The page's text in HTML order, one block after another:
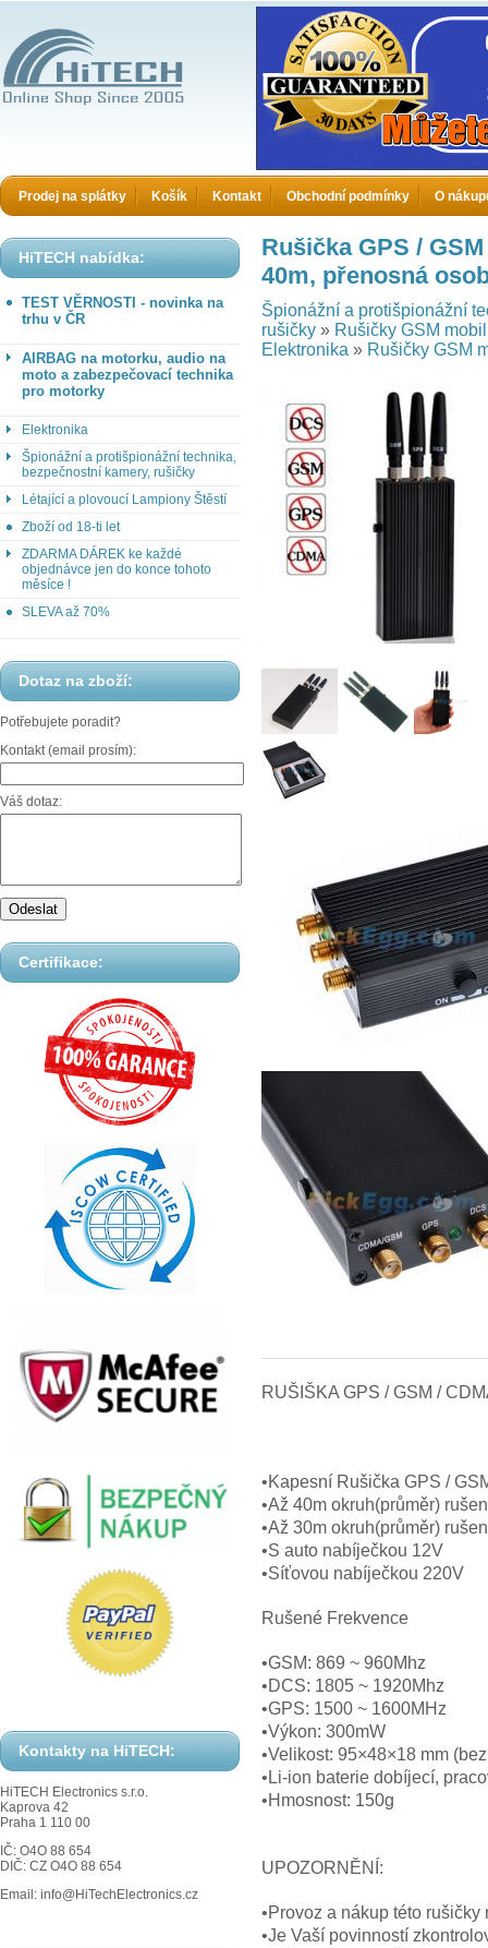
Prodej na splátky Košík Kontakt Obchodní podmínky O
HiTECH nabídka:
TEST VĚRNOSTI - novinka na
trhu v ČR
AIRBAG na motorku, audio na
moto a zabezpečovací technika
pro motorky
Elektronika
Špionážní a protišpionážní technika,
bezpečnostní kamery, rušičky
Létající a plovoucí Lampiony Štěstí
Zboží od 18-ti let
ZDARMA DÁREK ke každé
objednávce jen do konce tohoto
měsíce !
SLEVA až 70%
Dotaz na zboží:
Potřebujete poradit?
Kontakt (email prosím):
Váš dotaz:
Certifikace:
Kontakty na HiTECH:
HiTECH Electronics s.r.o.
Kaprova 42
Praha 1 110 00
IČ: O4O 88 654
DIČ: CZ O4O 88 654
Email: info@HiTechElectronics.cz
Rušička GPS /
40m, přenosná
Špionážní a protišpionážní
rušičky » Rušičky GSM
Elektronika » Rušičky GSM
RUŠIŠKA GPS / GSM /
•Kapesní Rušička GPS /
•Až 40m okruh(průměr)
•Až 30m okruh(průměr)
•S auto nabíječkou 12V
•Síťovou nabíječkou 220V
Rušené Frekvence
•GSM: 869 ~ 960Mhz
•DCS: 1805 ~ 1920Mhz
•GPS: 1500 ~ 1600MHz
•Výkon: 300mW
•Velikost: 95×48×18 mm
•Li-ion baterie dobíjecí,
•Hmosnost: 150g
UPOZORNĚNÍ:
•Provoz a nákup této
•Je Vaší povinností